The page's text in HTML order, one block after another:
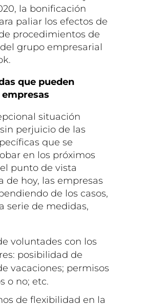
la bonificación
paliar los efectos de
procedimientos de
grupo empresarial
que pueden
situación
perjuicio de las
que se
en los próximos
punto de vista
de hoy, las empresas
de los casos,
serie de medidas,
voluntades con los
posibilidad de
vacaciones; permisos
o no; etc.
de flexibilidad en la